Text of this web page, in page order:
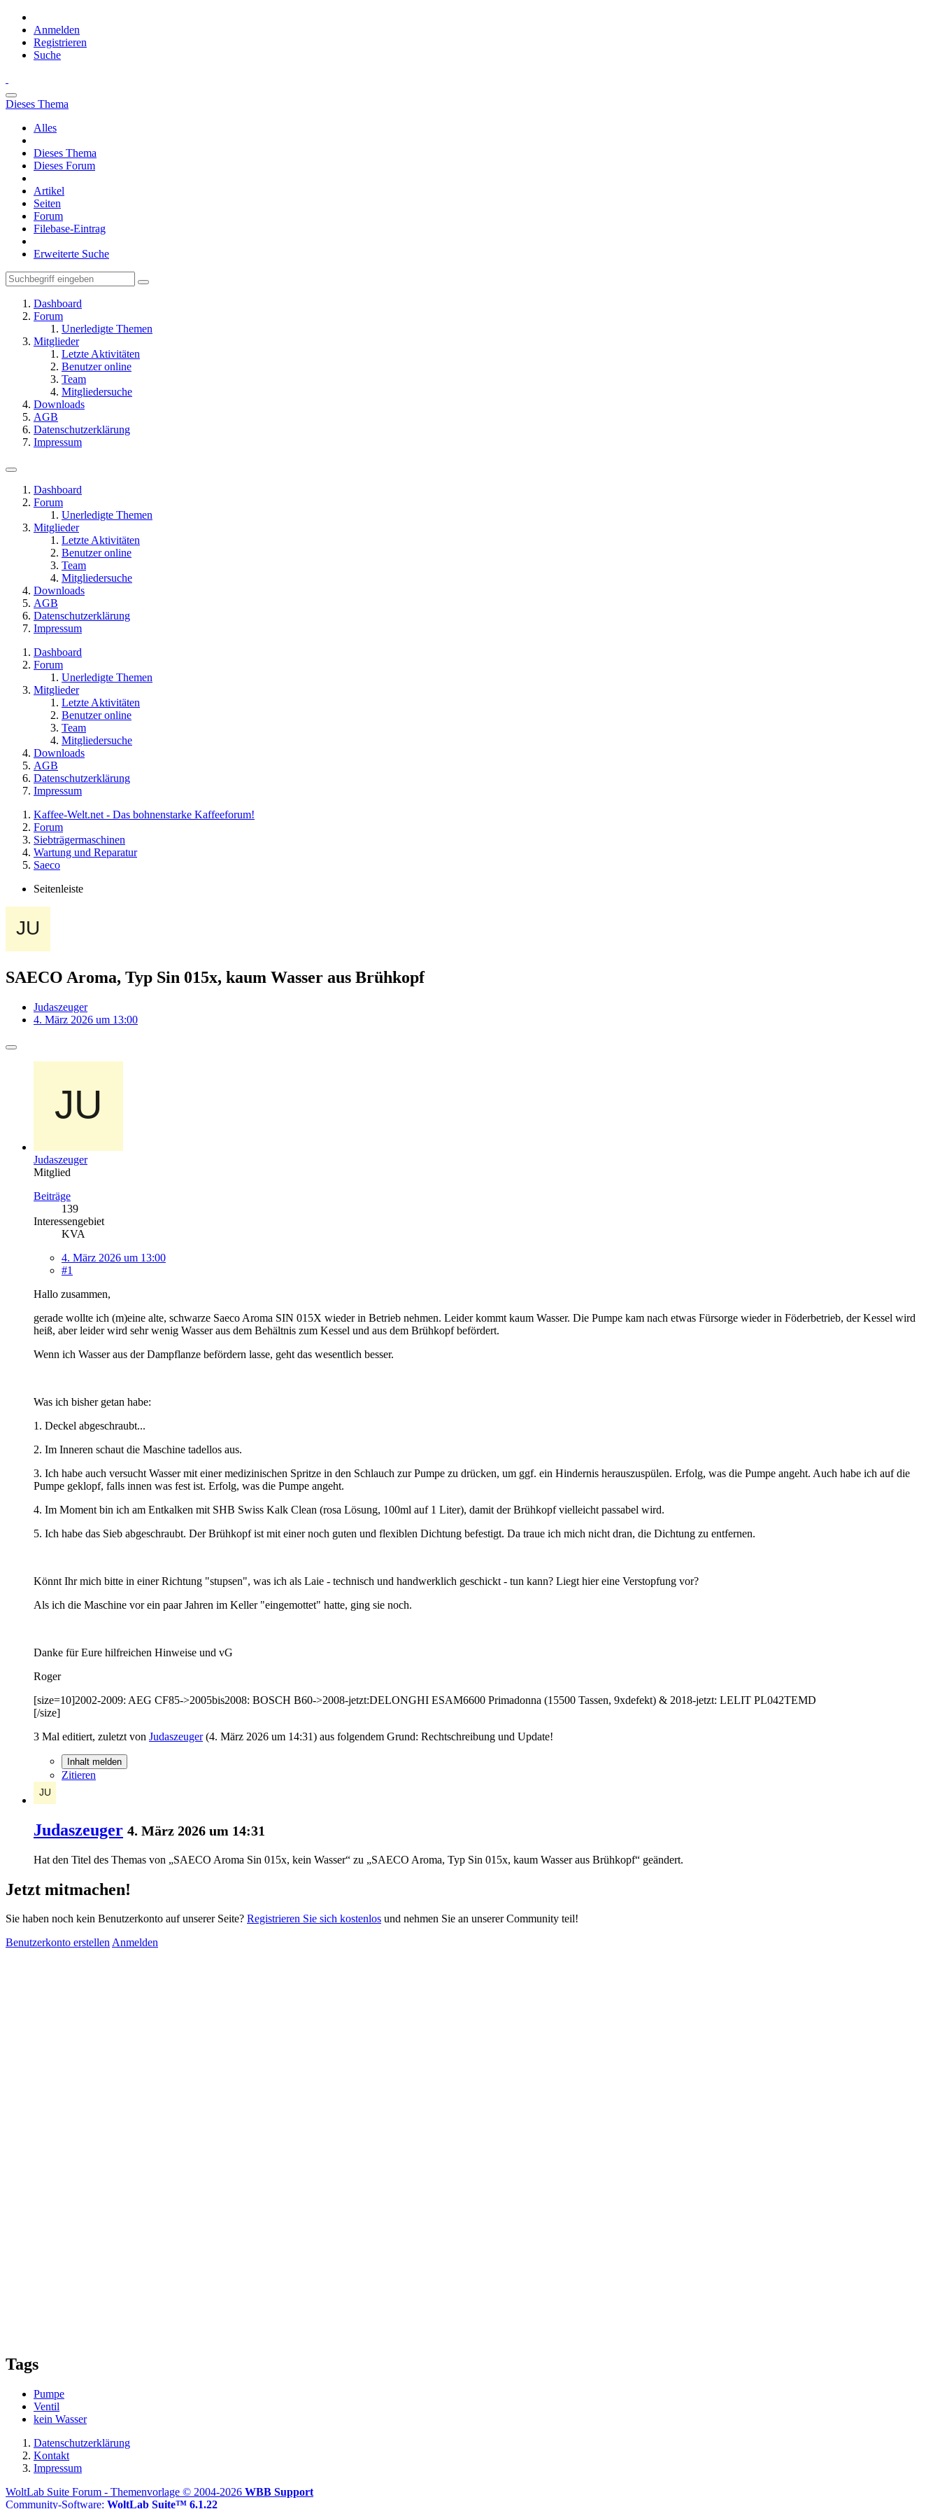
Anmelden
Registrieren
Suche
Dieses Thema
Alles
Dieses Thema
Dieses Forum
Artikel
Seiten
Forum
Filebase-Eintrag
Erweiterte Suche
Dashboard
Forum
Unerledigte Themen
Mitglieder
Letzte Aktivitäten
Benutzer online
Team
Mitgliedersuche
Downloads
AGB
Datenschutzerklärung
Impressum
Dashboard
Forum
Unerledigte Themen
Mitglieder
Letzte Aktivitäten
Benutzer online
Team
Mitgliedersuche
Downloads
AGB
Datenschutzerklärung
Impressum
Dashboard
Forum
Unerledigte Themen
Mitglieder
Letzte Aktivitäten
Benutzer online
Team
Mitgliedersuche
Downloads
AGB
Datenschutzerklärung
Impressum
Kaffee-Welt.net - Das bohnenstarke Kaffeeforum!
Forum
Siebträgermaschinen
Wartung und Reparatur
Saeco
Seitenleiste
SAECO Aroma, Typ Sin 015x, kaum Wasser aus Brühkopf
Judaszeuger
4. März 2026 um 13:00
Judaszeuger
Mitglied
Beiträge
139
Interessengebiet
KVA
4. März 2026 um 13:00
#1
Hallo zusammen,
gerade wollte ich (m)eine alte, schwarze Saeco Aroma SIN 015X wieder in Betrieb nehmen. Leider kommt kaum Wasser. Die Pumpe kam nach etwas Fürsorge wieder in Föderbetrieb, der Kessel wird
heiß, aber leider wird sehr wenig Wasser aus dem Behältnis zum Kessel und aus dem Brühkopf befördert.
Wenn ich Wasser aus der Dampflanze befördern lasse, geht das wesentlich besser.
Was ich bisher getan habe:
1. Deckel abgeschraubt...
2. Im Inneren schaut die Maschine tadellos aus.
3. Ich habe auch versucht Wasser mit einer medizinischen Spritze in den Schlauch zur Pumpe zu drücken, um ggf. ein Hindernis herauszuspülen. Erfolg, was die Pumpe angeht. Auch habe ich auf die
Pumpe geklopf, falls innen was fest ist. Erfolg, was die Pumpe angeht.
4. Im Moment bin ich am Entkalken mit SHB Swiss Kalk Clean (rosa Lösung, 100ml auf 1 Liter), damit der Brühkopf vielleicht passabel wird.
5. Ich habe das Sieb abgeschraubt. Der Brühkopf ist mit einer noch guten und flexiblen Dichtung befestigt. Da traue ich mich nicht dran, die Dichtung zu entfernen.
Könnt Ihr mich bitte in einer Richtung "stupsen", was ich als Laie - technisch und handwerklich geschickt - tun kann? Liegt hier eine Verstopfung vor?
Als ich die Maschine vor ein paar Jahren im Keller "eingemottet" hatte, ging sie noch.
Danke für Eure hilfreichen Hinweise und vG
Roger
[size=10]2002-2009: AEG CF85->2005bis2008: BOSCH B60->2008-jetzt:DELONGHI ESAM6600 Primadonna (15500 Tassen, 9xdefekt) & 2018-jetzt: LELIT PL042TEMD
[/size]
3 Mal editiert, zuletzt von Judaszeuger(4. März 2026 um 14:31) aus folgendem Grund: Rechtschreibung und Update!
Inhalt melden
Zitieren
Judaszeuger 4. März 2026 um 14:31
Hat den Titel des Themas von „SAECO Aroma Sin 015x, kein Wasser“ zu „SAECO Aroma, Typ Sin 015x, kaum Wasser aus Brühkopf“ geändert.
Jetzt mitmachen!
Sie haben noch kein Benutzerkonto auf unserer Seite? Registrieren Sie sich kostenlos und nehmen Sie an unserer Community teil!
Benutzerkonto erstellenAnmelden
Tags
Pumpe
Ventil
kein Wasser
Datenschutzerklärung
Kontakt
Impressum
WoltLab Suite Forum - Themenvorlage © 2004-2026 WBB Support
Community-Software: WoltLab Suite™ 6.1.22